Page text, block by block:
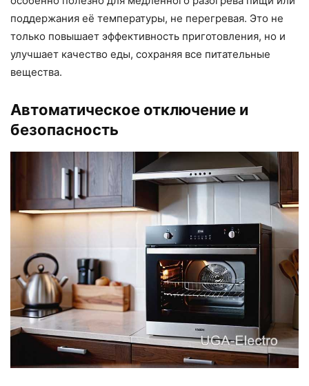
поддержания её температуры, не перегревая. Это не
только повышает эффективность приготовления, но и
улучшает качество еды, сохраняя все питательные
вещества.
Автоматическое отключение и
безопасность